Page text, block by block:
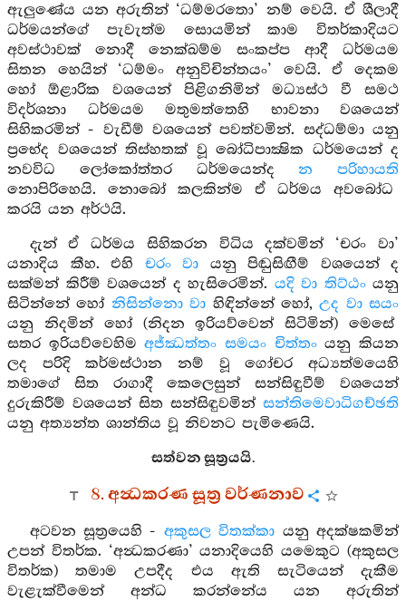
ඇලුණේය යන අරුතින් ‘ධම්මරතො’ නම් වෙයි. ඒ ශීලාදී
ධර්මයන්ගේ පැවැත්ම සොයමින් කාම විතර්කාදියට
අවස්ථාවක් නොදී නෙක්ඛම්ම සංකප්ප ආදී ධර්මයම
සිතන හෙයින් ‘ධම්මං අනුවිචින්තයං’ වෙයි. ඒ දෙකම
හෝ ඕළාරික වශයෙන් පිළිගනිමින් මධ්‍යස්ථ වී සමථ
විදර්ශනා ධර්මයම මතුමත්තෙහි භාවනා වශයෙන්
සිහිකරමින් - වැඩීම් වශයෙන් පවත්වමින්. සද්ධම්මා යනු
ප්‍රභේද වශයෙන් තිස්හතක් වූ බෝධිපාක්‍ෂික ධර්මයෙන් ද
නවවිධ ලෝකෝත්තර ධර්මයෙන්දන පරිහායති
නොපිරිහෙයි. නොබෝ කලකින්ම ඒ ධර්මය අවබෝධ
කරයි යන අර්ථයි.
දැන් ඒ ධර්මය සිහිකරන විධිය දක්වමින් ‘චරං වා’
යනාදිය කීහ. එහි චරං වා යනු පිඬුසිඟීම් වශයෙන් ද
සක්මන් කිරීම් වශයෙන් ද හැසිරෙමින්. යදි වා තිට්ඨංයනු
සිටින්නේ හෝ නිසින්නො වා හිඳින්නේ හෝ,උද වා සයං
යනු නිදමින් හෝ (නිදන ඉරියව්වෙන් සිටිමින්) මෙසේ
සතර ඉරියව්වෙහිමඅජ්ඣත්තං සමයං චිත්තංයනු කියන
ලද පරිදි කර්මස්ථාන නම් වූ ගෝචර අධ්‍යත්මයෙහි
තමාගේ සිත රාගාදී කෙලෙසුන් සන්සිඳුවීම් වශයෙන්
දුරුකිරීම් වශයෙන් සිත සන්සිඳුවමින් සන්තිමෙවාධිගච්ඡති
යනු අත්‍යන්ත ශාන්තිය වූ නිවනට පැමිණෙයි.
සත්වන සූත්‍රයයි.
8. අන්‍ධකරණ සූත්‍ර වර්ණනාව
අටවන සූත්‍රයෙහි - අකුසල විතක්කා යනු අදක්ෂකමින්
උපන් විතර්ක. ‘අන්‍ධකරණා’ යනාදියෙහි යමෙකුට (අකුසල
විතර්ක) තමාම උපදීද එය ඇති සැටියෙන් දැකීම
වැළැක්වීමෙන් අන්ධ කරන්නේය යන අරුතින්